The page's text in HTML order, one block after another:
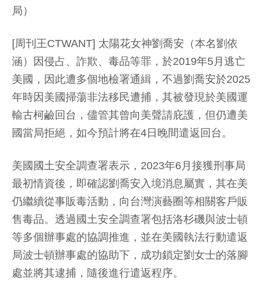
局）
[周刊王CTWANT] 太陽花女神劉喬安（本名劉依
涵）因侵占、詐欺、毒品等罪，於2019年5月逃亡
美國，因此遭多個地檢署通緝，不過劉喬安於2025
年時因美國掃蕩非法移民遭捕，其被發現於美國運
輸古柯鹼回台，儘管其曾向美聲請庇護，但仍遭美
國當局拒絕，如今預計將在4日晚間遣返回台。
美國國土安全調查署表示，2023年6月接獲刑事局
最初情資後，即確認劉喬安入境消息屬實，其在美
仍繼續從事販毒活動，向台灣演藝圈等相關客戶販
售毒品。透過國土安全調查署包括洛杉磯與波士頓
等多個辦事處的協調推進，並在美國執法行動遣返
局波士頓辦事處的協助下，成功鎖定劉女士的落腳
處並將其逮捕，隨後進行遣返程序。